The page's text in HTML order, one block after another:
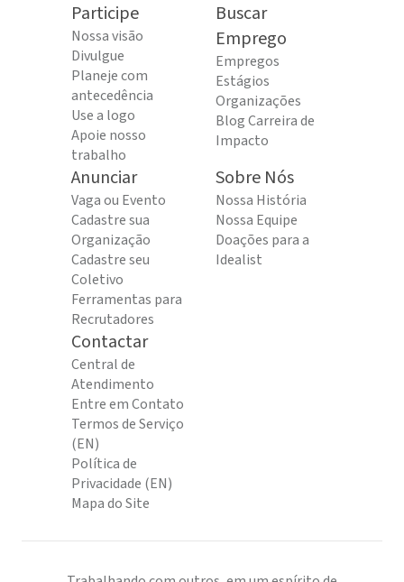
Participe
Nossa visão
Divulgue
Planeje com
antecedência
Use a logo
Apoie nosso
trabalho
Buscar
Emprego
Empregos
Estágios
Organizações
Blog Carreira de
Impacto
Anunciar
Vaga ou Evento
Cadastre sua
Organização
Cadastre seu
Coletivo
Ferramentas para
Recrutadores
Sobre Nós
Nossa História
Nossa Equipe
Doações para a
Idealist
Contactar
Central de
Atendimento
Entre em Contato
Termos de Serviço
(EN)
Política de
Privacidade (EN)
Mapa do Site